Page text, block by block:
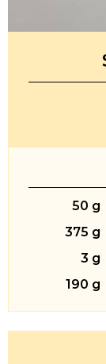
50 g
375 g
3 g
190 g